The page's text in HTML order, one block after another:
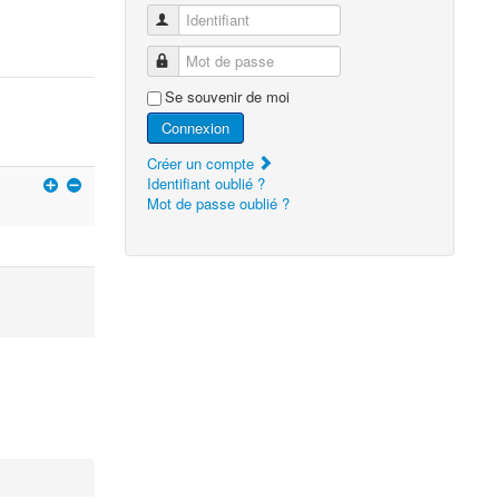
Identifiant
Mot de passe
Se souvenir de moi
Connexion
Créer un compte
Identifiant oublié ?
Mot de passe oublié ?